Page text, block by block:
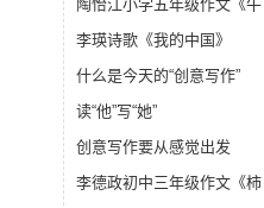
陶怡江小学五年级作文《午
李瑛诗歌《我的中国》
什么是今天的“创意写作”
读“他”写“她”
创意写作要从感觉出发
李德政初中三年级作文《柿